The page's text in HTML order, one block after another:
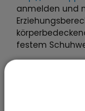
anmelden und
festem